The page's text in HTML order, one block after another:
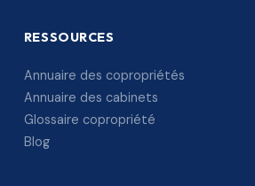
RESSOURCES
Annuaire des copropriétés
Annuaire des cabinets
Glossaire copropriété
Blog